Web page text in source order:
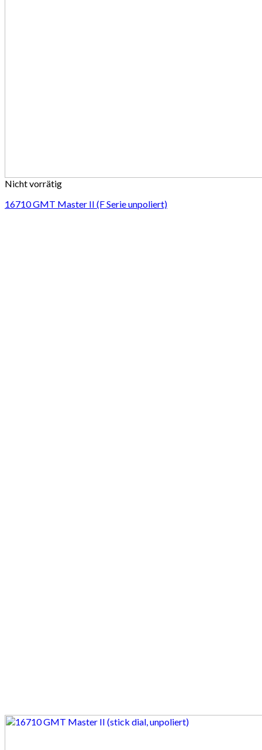
Nicht vorrätig
16710 GMT Master II (F Serie unpoliert)